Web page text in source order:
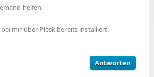
helfen.
mir über Plesk bereits installiert.
Antworten